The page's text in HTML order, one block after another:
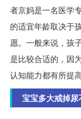
者京妈是一名医学
的适宜年龄取决于
愿。一般来说，孩
是比较合适的，因
认知能力都有所提
宝宝多大戒掉